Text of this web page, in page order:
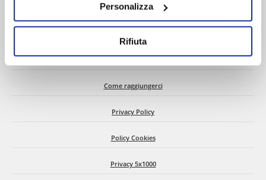
Personalizza
Rifiuta
C.d.A. e Dati societari
Come raggiungerci
Privacy Policy
Policy Cookies
Privacy 5x1000